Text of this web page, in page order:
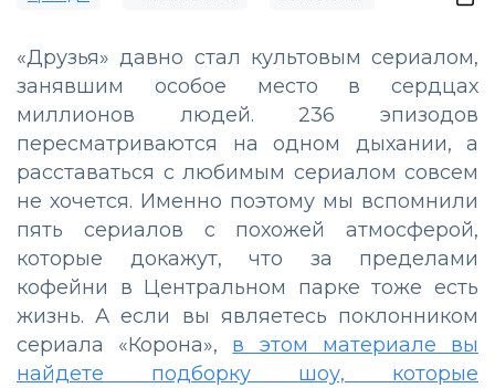
«Друзья» давно стал культовым сериалом,
занявшим особое место в сердцах
миллионов людей. 236 эпизодов
пересматриваются на одном дыхании, а
расставаться с любимым сериалом совсем
не хочется. Именно поэтому мы вспомнили
пять сериалов с похожей атмосферой,
которые докажут, что за пределами
кофейни в Центральном парке тоже есть
жизнь. А если вы являетесь поклонником
сериала «Корона», в этом материале вы
найдете подборку шоу, которые